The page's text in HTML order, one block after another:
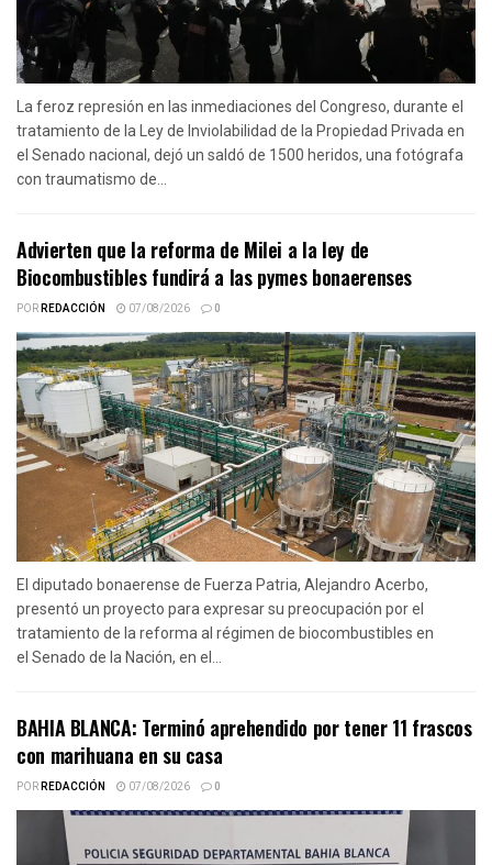
La feroz represión en las inmediaciones del Congreso, durante el
tratamiento de la Ley de Inviolabilidad de la Propiedad Privada en
el Senado nacional, dejó un saldó de 1500 heridos, una fotógrafa
con traumatismo de...
Advierten que la reforma de Milei a la ley de
Biocombustibles fundirá a las pymes bonaerenses
PORREDACCIÓN 07/08/2026 0
El diputado bonaerense de Fuerza Patria, Alejandro Acerbo,
presentó un proyecto para expresar su preocupación por el
tratamiento de la reforma al régimen de biocombustibles en
el Senado de la Nación, en el...
BAHIA BLANCA: Terminó aprehendido por tener 11 frascos
con marihuana en su casa
PORREDACCIÓN 07/08/2026 0